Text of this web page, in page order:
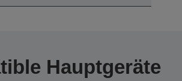
Hauptgeräte